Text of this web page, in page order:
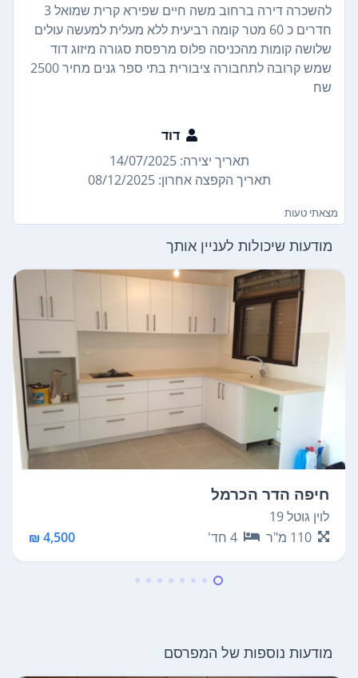
להשכרה דירה ברחוב משה חיים שפירא קרית שמואל 3
חדרים כ 60 מטר קומה רביעית ללא מעלית למעשה עולים
שלושה קומות מהכניסה פלוס מרפסת סגורה מיזוג דוד
שמש קרובה לתחבורה ציבורית בתי ספר גנים מחיר 2500
שח
דוד
תאריך יצירה: 14/07/2025
תאריך הקפצה אחרון: 08/12/2025
מצאתי טעות
מודעות שיכולות לעניין אותך
חיפה הדר הכרמל
לוין גוטל 19
110 מ"ר 4 חד' 4,500 ₪
מודעות נוספות של המפרסם